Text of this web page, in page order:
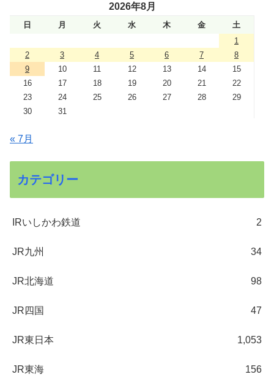
2026年8月
日 月 火 水 木 金
土
1
2
3 4 5 6 7
8
9
10 11 12 13 14
15
16
17 18 19 20 21
22
23
24 25 26 27 28
29
30
31
« 7月
カテゴリー
IRいしかわ鉄道 2
JR九州 34
JR北海道 98
JR四国 47
JR東日本 1,053
JR東海 156